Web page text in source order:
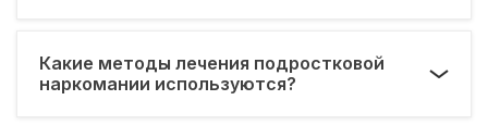
Какие методы лечения подростковой
наркомании используются?